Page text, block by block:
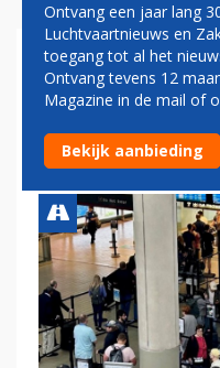
VS
OP
EBOLA
Ontvang een jaar lang
Luchtvaartnieuws en
toegang tot al het
Ontvang tevens 12
Magazine in de mail of
Bekijk aanbieding